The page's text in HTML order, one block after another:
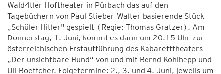
Wald4tler Hoftheater in Pürbach das auf den
Tagebüchern von Paul Stieber-Walter basierende Stück
„Schüler Hitler" gespielt (Regie: Thomas Gratzer). Am
Donnerstag, 1. Juni, kommt es dann um 20.15 Uhr zur
österreichischen Erstaufführung des Kabaretttheaters
„Der unsichtbare Hund“ von und mit Bernd Kohlhepp und
Uli Boettcher. Folgetermine: 2., 3. und 4. Juni, jeweils um